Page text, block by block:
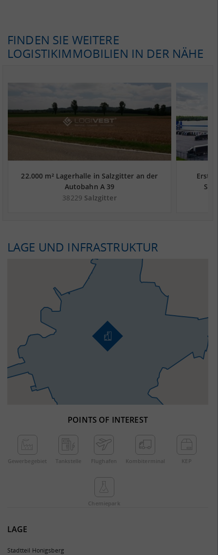
FINDEN SIE WEITERE
LOGISTIKIMMOBILIEN IN DER NÄHE
22.000 m² Lagerhalle in Salzgitter an der
Autobahn A 39
38229 Salzgitter
LAGE UND INFRASTRUKTUR
POINTS OF INTEREST
Gewerbe­gebiet Tankstelle Flughafen Kombi­terminal KEP
Chemie­park
LAGE
Stadtteil Honigsberg